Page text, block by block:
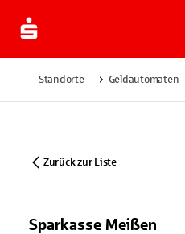
Standorte Geldautomaten
Zurück zur Liste
Sparkasse Meißen